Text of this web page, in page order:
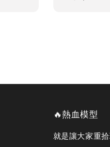
🔥熱血模型
就是讓大家重